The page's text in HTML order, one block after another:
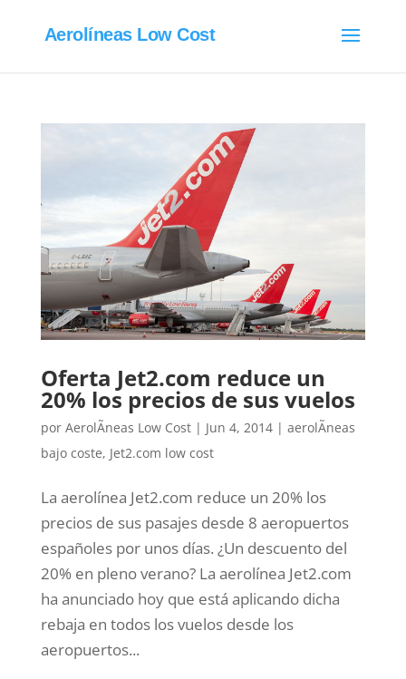
Aerolíneas Low Cost
Oferta Jet2.com reduce un
20% los precios de sus vuelos
por AerolÃ­neas Low Cost| Jun 4, 2014| aerolÃ­neas
bajo coste, Jet2.com low cost
La aerolínea Jet2.com reduce un 20% los
precios de sus pasajes desde 8 aeropuertos
españoles por unos días. ¿Un descuento del
20% en pleno verano? La aerolínea Jet2.com
ha anunciado hoy que está aplicando dicha
rebaja en todos los vuelos desde los
aeropuertos...